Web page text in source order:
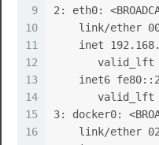
9
10
11
12
13
14
15
16
2: eth0:
link/ether
inet
valid_lft
inet6
valid_lft
3: docker0:
link/ether